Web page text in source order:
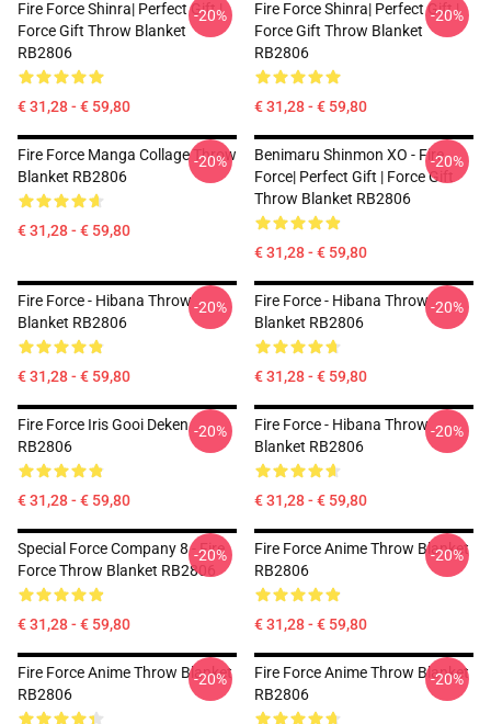
Fire Force Shinra| Perfect Gift |
Force Gift Throw Blanket
RB2806
€ 31,28 - € 59,80
-20%
Fire Force Shinra| Perfect Gift |
Force Gift Throw Blanket
RB2806
€ 31,28 - € 59,80
-20%
Fire Force Manga Collage Throw
Blanket RB2806
€ 31,28 - € 59,80
-20%
Benimaru Shinmon XO - Fire
Force| Perfect Gift | Force Gift
Throw Blanket RB2806
€ 31,28 - € 59,80
-20%
Fire Force - Hibana Throw
Blanket RB2806
€ 31,28 - € 59,80
-20%
Fire Force - Hibana Throw
Blanket RB2806
€ 31,28 - € 59,80
-20%
Fire Force Iris Gooi Deken
RB2806
€ 31,28 - € 59,80
-20%
Fire Force - Hibana Throw
Blanket RB2806
€ 31,28 - € 59,80
-20%
Special Force Company 8 - Fire
Force Throw Blanket RB2806
€ 31,28 - € 59,80
-20%
Fire Force Anime Throw Blanket
RB2806
€ 31,28 - € 59,80
-20%
Fire Force Anime Throw Blanket
RB2806
-20%
Fire Force Anime Throw Blanket
RB2806
-20%